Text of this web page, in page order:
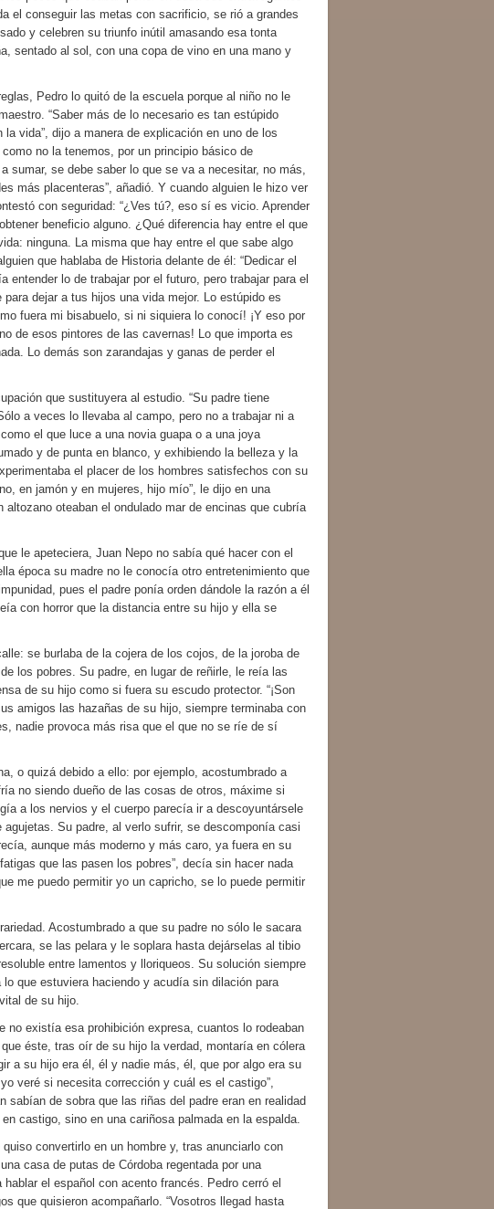
el conseguir las metas con sacrificio, se rió a grandes
y celebren su triunfo inútil amasando esa tonta
sentado al sol, con una copa de vino en una mano y
Pedro lo quitó de la escuela porque al niño no le
“Saber más de lo necesario es tan estúpido
vida”, dijo a manera de explicación en uno de los
no la tenemos, por un principio básico de
sumar, se debe saber lo que se va a necesitar, no más,
más placenteras”, añadió. Y cuando alguien le hizo ver
con seguridad: “¿Ves tú?, eso sí es vicio. Aprender
beneficio alguno. ¿Qué diferencia hay entre el que
ninguna. La misma que hay entre el que sabe algo
que hablaba de Historia delante de él: “Dedicar el
lo de trabajar por el futuro, pero trabajar para el
dejar a tus hijos una vida mejor. Lo estúpido es
fuera mi bisabuelo, si ni siquiera lo conocí! ¡Y eso por
de esos pintores de las cavernas! Lo que importa es
Lo demás son zarandajas y ganas de perder el
que sustituyera al estudio. “Su padre tiene
a veces lo llevaba al campo, pero no a trabajar ni a
el que luce a una novia guapa o a una joya
y de punta en blanco, y exhibiendo la belleza y la
el placer de los hombres satisfechos con su
en jamón y en mujeres, hijo mío”, le dijo en una
oteaban el ondulado mar de encinas que cubría
apeteciera, Juan Nepo no sabía qué hacer con el
época su madre no le conocía otro entretenimiento que
pues el padre ponía orden dándole la razón a él
con horror que la distancia entre su hijo y ella se
se burlaba de la cojera de los cojos, de la joroba de
los pobres. Su padre, en lugar de reñirle, le reía las
de su hijo como si fuera su escudo protector. “¡Son
amigos las hazañas de su hijo, siempre terminaba con
nadie provoca más risa que el que no se ríe de sí
o quizá debido a ello: por ejemplo, acostumbrado a
no siendo dueño de las cosas de otros, máxime si
a los nervios y el cuerpo parecía ir a descoyuntársele
Su padre, al verlo sufrir, se descomponía casi
aunque más moderno y más caro, ya fuera en su
que las pasen los pobres”, decía sin hacer nada
me puedo permitir yo un capricho, se lo puede permitir
Acostumbrado a que su padre no sólo le sacara
se las pelara y le soplara hasta dejárselas al tibio
entre lamentos y lloriqueos. Su solución siempre
que estuviera haciendo y acudía sin dilación para
de su hijo.
existía esa prohibición expresa, cuantos lo rodeaban
éste, tras oír de su hijo la verdad, montaría en cólera
a su hijo era él, él y nadie más, él, que por algo era su
veré si necesita corrección y cuál es el castigo”,
de sobra que las riñas del padre eran en realidad
castigo, sino en una cariñosa palmada en la espalda.
convertirlo en un hombre y, tras anunciarlo con
casa de putas de Córdoba regentada por una
el español con acento francés. Pedro cerró el
que quisieron acompañarlo. “Vosotros llegad hasta